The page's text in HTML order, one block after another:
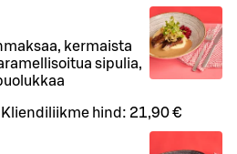
kermaista
sipulia,
Kliendiliikme hind: 21,90 €